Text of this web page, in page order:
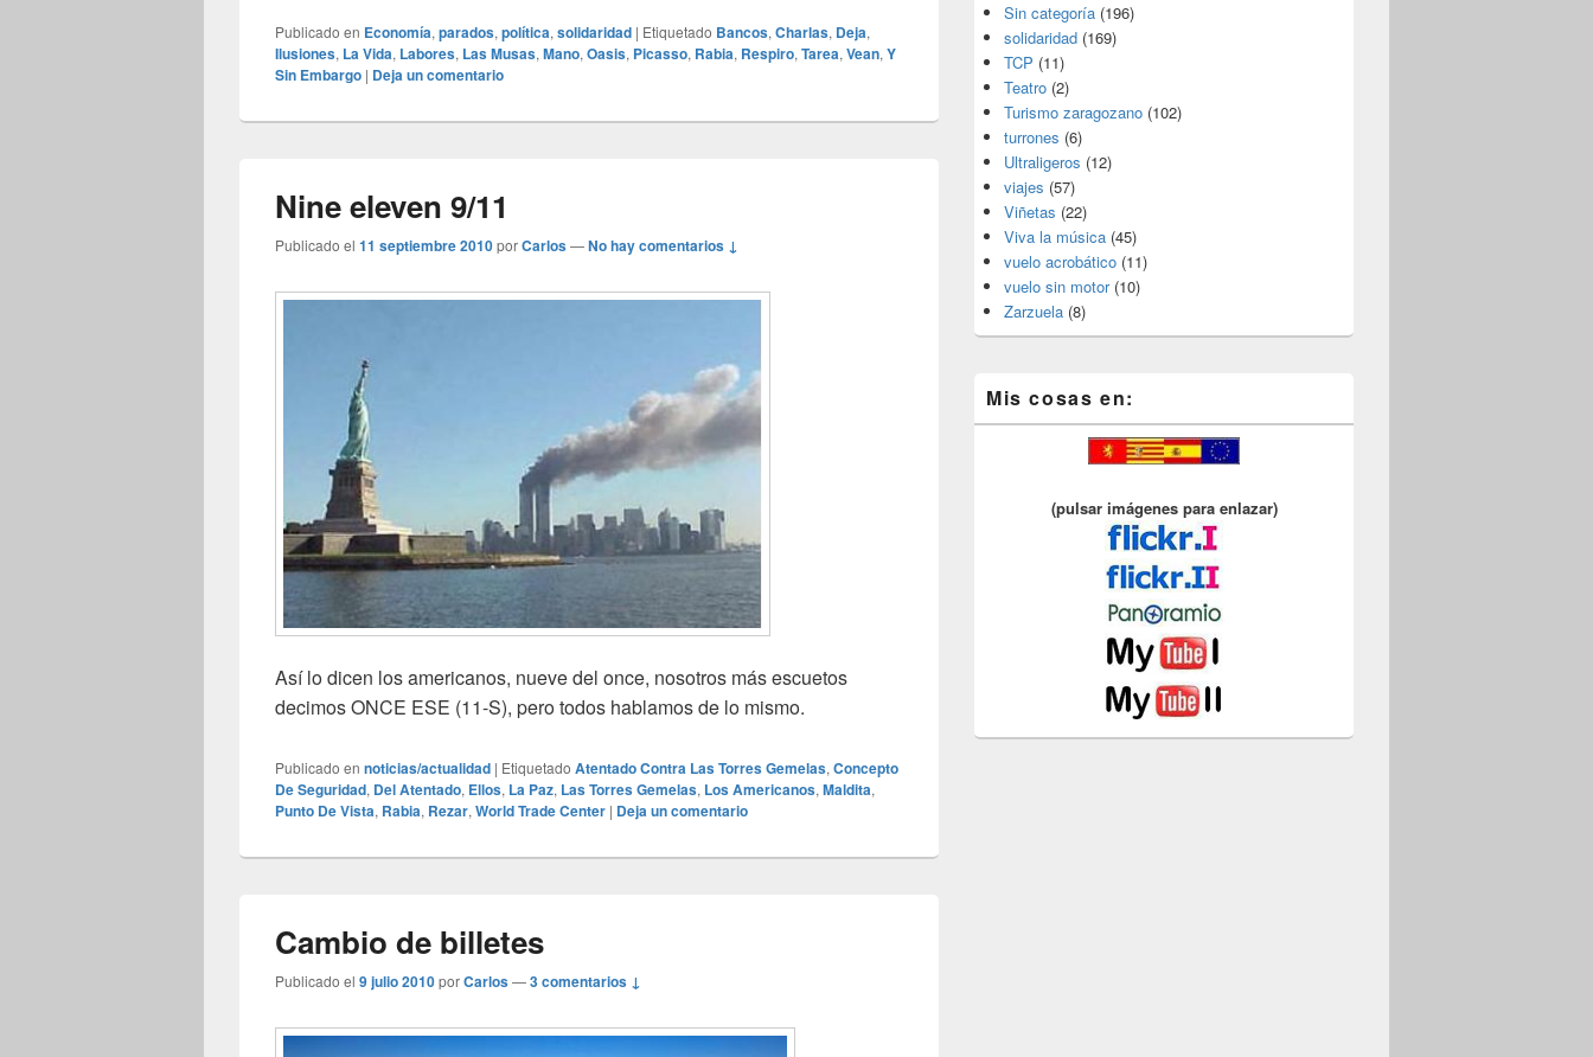
Publicado en Economía, parados, política, solidaridad | Etiquetado Bancos, Charlas, Deja,
Ilusiones, La Vida, Labores, Las Musas, Mano, Oasis, Picasso, Rabia, Respiro, Tarea, Vean, Y
Sin Embargo | Deja un comentario
Nine eleven 9/11
Publicado el 11 septiembre 2010porCarlos—No hay comentarios ↓
Así lo dicen los americanos, nueve del once, nosotros más escuetos
decimos ONCE ESE (11-S), pero todos hablamos de lo mismo.
Publicado en noticias/actualidad | Etiquetado Atentado Contra Las Torres Gemelas,Concepto
De Seguridad, Del Atentado, Ellos, La Paz, Las Torres Gemelas, Los Americanos,Maldita,
Punto De Vista, Rabia, Rezar,World Trade Center | Deja un comentario
Cambio de billetes
Publicado el 9 julio 2010porCarlos—3 comentarios ↓
Sin categoría (196)
solidaridad (169)
TCP (11)
Teatro (2)
Turismo zaragozano (102)
turrones (6)
Ultraligeros (12)
viajes (57)
Viñetas (22)
Viva la música (45)
vuelo acrobático (11)
vuelo sin motor(10)
Zarzuela (8)
Mis cosas en:
(pulsar imágenes para enlazar)